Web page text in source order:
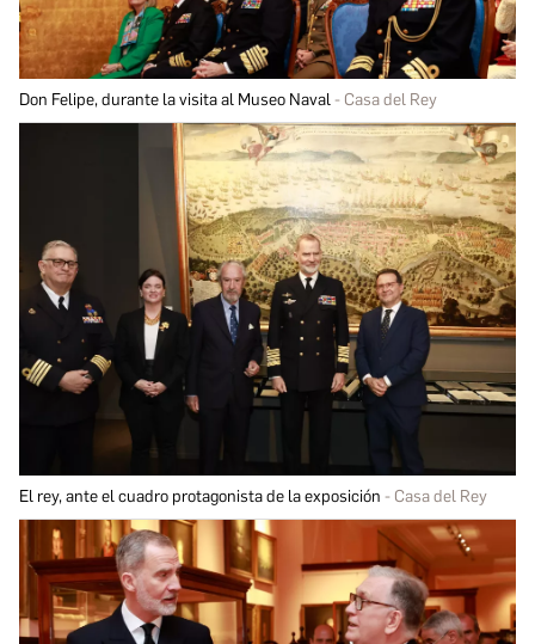
Don Felipe, durante la visita al Museo Naval Casa del Rey
El rey, ante el cuadro protagonista de la exposición Casa del Rey